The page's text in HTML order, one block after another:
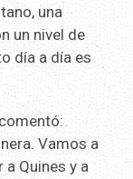
una
un nivel de
día a día es
Vamos a
Quines y a